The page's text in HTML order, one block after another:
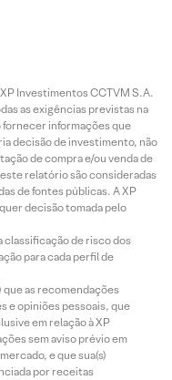
1 busca
assumir
control
e total
do
Shoppi
ng
Jaragu
á
uara
papel
penho
no 1º
Investimentos CCTVM S.A.
as exigências previstas na
informações que
decisão de investimento, não
de compra e/ou venda de
relatório são consideradas
de fontes públicas. A XP
decisão tomada pelo
classificação de risco dos
para cada perfil de
que as recomendações
e opiniões pessoais, que
em relação à XP
sem aviso prévio em
e que sua(s)
por receitas